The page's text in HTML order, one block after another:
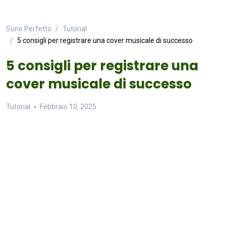
Sono Perfetto
Tutorial
5 consigli per registrare una cover musicale di successo
5 consigli per registrare una
cover musicale di successo
Tutorial Febbraio 10, 2025